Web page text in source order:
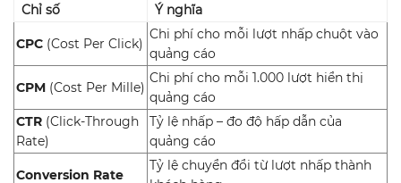
Chỉ số Ý nghĩa
CPC (Cost Per Click)
Chi phí cho mỗi lượt nhấp chuột vào
quảng cáo
CPM (Cost Per Mille)
Chi phí cho mỗi 1.000 lượt hiển thị
quảng cáo
CTR (Click-Through
Rate)
Tỷ lệ nhấp – đo độ hấp dẫn của
quảng cáo
Conversion Rate
Tỷ lệ chuyển đổi từ lượt nhấp thành